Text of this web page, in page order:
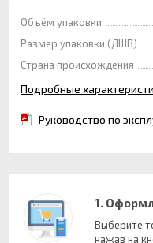
Объём упаковки
Размер упаковки (ДШВ)
Страна происхождения
Подробные
Руководство по
1.
Выберите
нажав на